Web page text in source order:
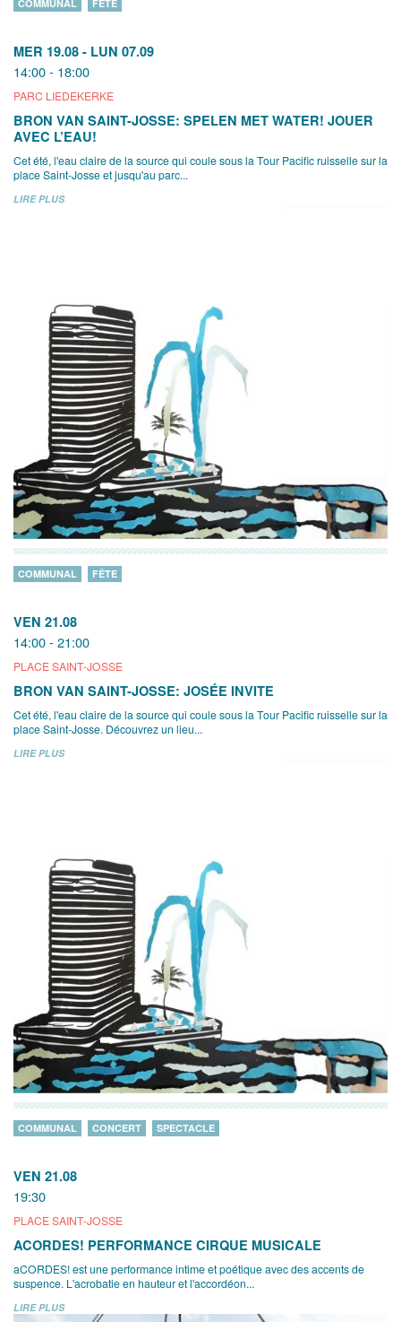
MER 19.08 - LUN 07.09
14:00 - 18:00
PARC LIEDEKERKE
COMMUNAL FÊTE
BRON VAN SAINT-JOSSE: SPELEN MET WATER! JOUER
AVEC L’EAU!
Cet été, l'eau claire de la source qui coule sous la Tour Pacific ruisselle sur la
place Saint-Josse et jusqu'au parc...
LIRE PLUS
VEN 21.08
14:00 - 21:00
PLACE SAINT-JOSSE
COMMUNAL FÊTE
BRON VAN SAINT-JOSSE: JOSÉE INVITE
Cet été, l'eau claire de la source qui coule sous la Tour Pacific ruisselle sur la
place Saint-Josse. Découvrez un lieu...
LIRE PLUS
VEN 21.08
19:30
PLACE SAINT-JOSSE
COMMUNAL CONCERT SPECTACLE
ACORDES! PERFORMANCE CIRQUE MUSICALE
aCORDES! est une performance intime et poétique avec des accents de
suspence. L'acrobatie en hauteur et l'accordéon...
LIRE PLUS